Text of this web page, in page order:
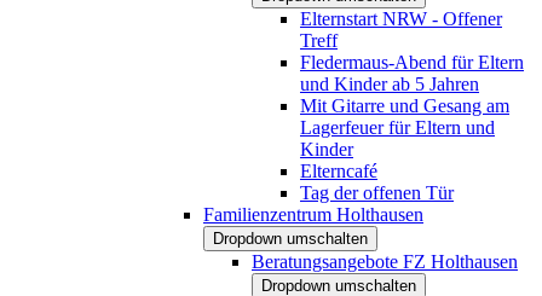
Elternstart NRW - Offener
Treff
Fledermaus-Abend für Eltern
und Kinder ab 5 Jahren
Mit Gitarre und Gesang am
Lagerfeuer für Eltern und
Kinder
Elterncafé
Tag der offenen Tür
Familienzentrum Holthausen
Dropdown umschalten
Beratungsangebote FZ Holthausen
Dropdown umschalten